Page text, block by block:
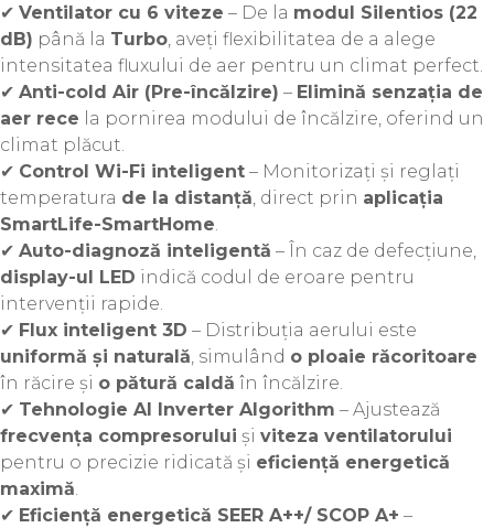
✔ Ventilator cu 6 viteze – De la modul Silentios (22
dB) până la Turbo, aveți flexibilitatea de a alege
intensitatea fluxului de aer pentru un climat perfect.
✔ Anti-cold Air (Pre-încălzire) – Elimină senzația de
aer rece la pornirea modului de încălzire, oferind un
climat plăcut.
✔ Control Wi-Fi inteligent – Monitorizați și reglați
temperatura de la distanță, direct prin aplicația
SmartLife-SmartHome.
✔ Auto-diagnoză inteligentă – În caz de defecțiune,
display-ul LED indică codul de eroare pentru
intervenții rapide.
✔ Flux inteligent 3D – Distribuția aerului este
uniformă și naturală, simulând o ploaie răcoritoare
în răcire și o pătură caldă în încălzire.
✔ Tehnologie AI Inverter Algorithm – Ajustează
frecvența compresorului și viteza ventilatorului
pentru o precizie ridicată și eficiență energetică
maximă.
✔ Eficiență energetică SEER A++/ SCOP A+ –